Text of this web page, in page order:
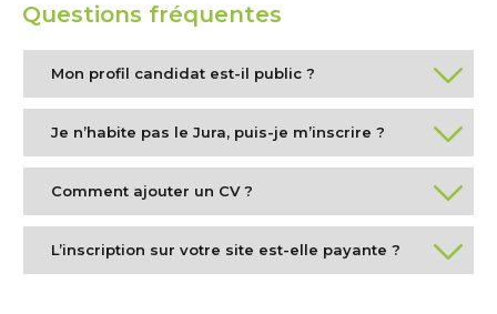
Questions fréquentes
Mon profil candidat est-il public ?
Je n’habite pas le Jura, puis-je m’inscrire ?
Comment ajouter un CV ?
L’inscription sur votre site est-elle payante ?